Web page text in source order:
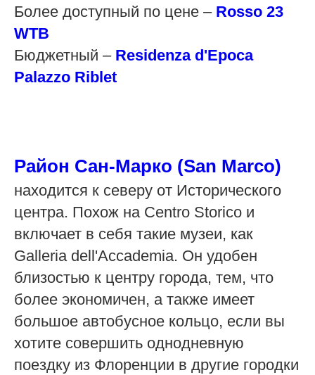
Более доступный по цене – Rosso 23
WTB
Бюджетный – Residenza d'Epoca
Palazzo Riblet
Район Сан-Марко (San Marco)
находится к северу от Исторического
центра. Похож на Centro Storico и
включает в себя такие музеи, как
Galleria dell'Accademia. Он удобен
близостью к центру города, тем, что
более экономичен, а также имеет
большое автобусное кольцо, если вы
хотите совершить однодневную
поездку из Флоренции в другие городки